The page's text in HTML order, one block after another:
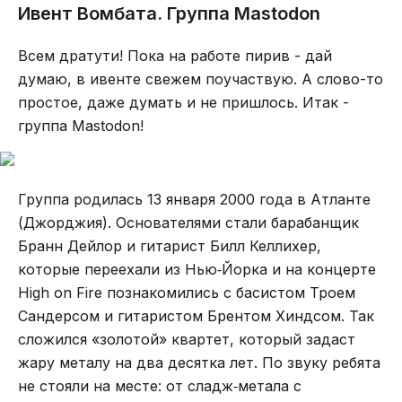
Пограничный маркер или календарь. Сооружение
могло обозначать важную территорию, путь или
использоваться для отсчёта циклов природы.
Если дальнейшие исследования подтвердят
искусственное происхождение и возраст
комплекса, это нанесёт удар по традиционным
представлениям. Долгое время narrative ранней
истории Северной Америки вращался вокруг
культуры Кловис, появившейся около 13 000 лет
девяностых, они перешли на black/death metal. И
вот в 1999 году выходит четвёртый альбом ВИА
«Behemoth», под названием «Satanica», который
в значительной мере поспособствовал
популяризации стиля black/death metal. Лично я,
именно так и узнал о существовании этого
Ивент Вомбата. Группа Mastodon
Всем дратути! Пока на работе пирив - дай
думаю, в ивенте свежем поучаствую. А слово-то
простое, даже думать и не пришлось. Итак -
группа Mastodon!
Группа родилась 13 января 2000 года в Атланте
(Джорджия). Основателями стали барабанщик
Бранн Дейлор и гитарист Билл Келлихер,
которые переехали из Нью‑Йорка и на концерте
High on Fire познакомились с басистом Троем
Сандерсом и гитаристом Брентом Хиндсом. Так
сложился «золотой» квартет, который задаст
жару металу на два десятка лет. По звуку ребята
не стояли на месте: от сладж‑метала с